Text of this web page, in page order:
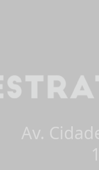
Av.